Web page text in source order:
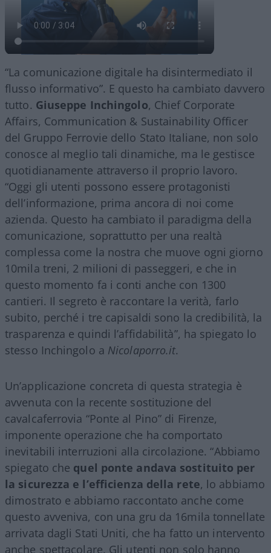
“La comunicazione digitale ha disintermediato il
flusso informativo”. E questo ha cambiato davvero
tutto. Giuseppe Inchingolo, Chief Corporate
Affairs, Communication & Sustainability Officer
del Gruppo Ferrovie dello Stato Italiane, non solo
conosce al meglio tali dinamiche, ma le gestisce
quotidianamente attraverso il proprio lavoro.
“Oggi gli utenti possono essere protagonisti
dell’informazione, prima ancora di noi come
azienda. Questo ha cambiato il paradigma della
comunicazione, soprattutto per una realtà
complessa come la nostra che muove ogni giorno
10mila treni, 2 milioni di passeggeri, e che in
questo momento fa i conti anche con 1300
cantieri. Il segreto è raccontare la verità, farlo
subito, perché i tre capisaldi sono la credibilità, la
trasparenza e quindi l’affidabilità”, ha spiegato lo
stesso Inchingolo a Nicolaporro.it.
Un’applicazione concreta di questa strategia è
avvenuta con la recente sostituzione del
cavalcaferrovia “Ponte al Pino” di Firenze,
imponente operazione che ha comportato
inevitabili interruzioni alla circolazione. “Abbiamo
spiegato che quel ponte andava sostituito per
la sicurezza e l’efficienza della rete, lo abbiamo
dimostrato e abbiamo raccontato anche come
questo avveniva, con una gru da 16mila tonnellate
arrivata dagli Stati Uniti, che ha fatto un intervento
anche spettacolare. Gli utenti non solo hanno